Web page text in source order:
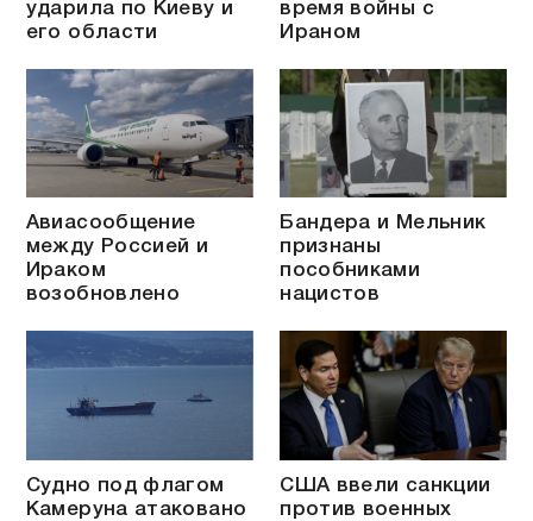
ударила по Киеву и
его области
время войны с
Ираном
Авиасообщение
между Россией и
Ираком
возобновлено
Бандера и Мельник
признаны
пособниками
нацистов
Судно под флагом
Камеруна атаковано
США ввели санкции
против военных